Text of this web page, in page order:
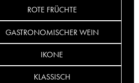
ROTE FRÜCHTE
GASTRONOMISCHER WEIN
IKONE
KLASSISCH